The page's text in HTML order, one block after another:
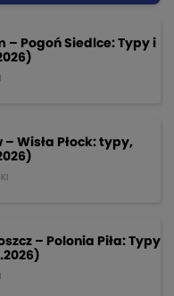
– Pogoń Siedlce: Typy i
– Wisła Płock: typy,
– Polonia Piła: Typy